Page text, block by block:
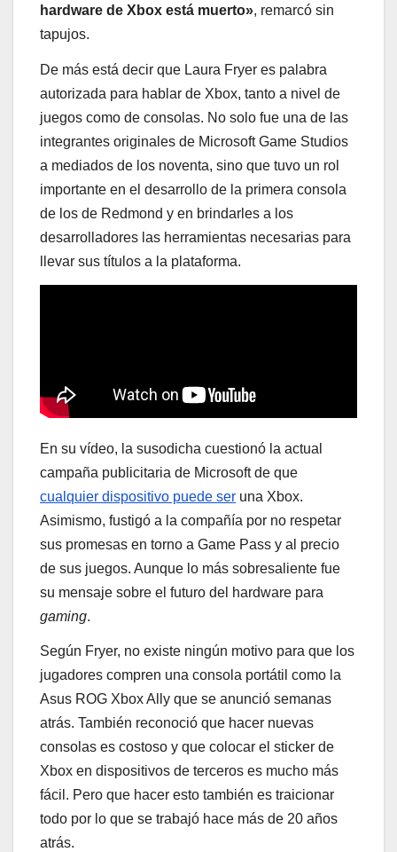
hardware de Xbox está muerto», remarcó sin
tapujos.
De más está decir que Laura Fryer es palabra
autorizada para hablar de Xbox, tanto a nivel de
juegos como de consolas. No solo fue una de las
integrantes originales de Microsoft Game Studios
a mediados de los noventa, sino que tuvo un rol
importante en el desarrollo de la primera consola
de los de Redmond y en brindarles a los
desarrolladores las herramientas necesarias para
llevar sus títulos a la plataforma.
En su vídeo, la susodicha cuestionó la actual
campaña publicitaria de Microsoft de que
cualquier dispositivo puede ser una Xbox.
Asimismo, fustigó a la compañía por no respetar
sus promesas en torno a Game Pass y al precio
de sus juegos. Aunque lo más sobresaliente fue
su mensaje sobre el futuro del hardware para
gaming.
Según Fryer, no existe ningún motivo para que los
jugadores compren una consola portátil como la
Asus ROG Xbox Ally que se anunció semanas
atrás. También reconoció que hacer nuevas
consolas es costoso y que colocar el sticker de
Xbox en dispositivos de terceros es mucho más
fácil. Pero que hacer esto también es traicionar
todo por lo que se trabajó hace más de 20 años
atrás.